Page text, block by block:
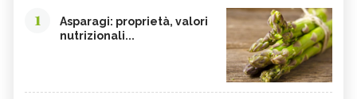
1
Asparagi: proprietà, valori
nutrizionali...